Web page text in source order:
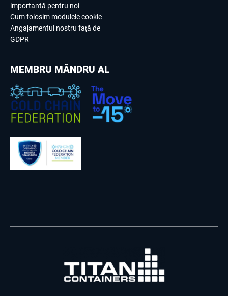
importantă pentru noi
Cum folosim modulele cookie
Angajamentul nostru față de
GDPR
MEMBRU MÂNDRU AL